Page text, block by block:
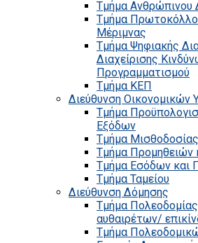
Τμήμα Ανθρώπινου
Τμήμα
Μέριμνας
Τμήμα Ψηφιακής
Διαχείρισης
Προγραμματισμού
Τμήμα ΚΕΠ
Διεύθυνση Οικονομικών
Τμήμα
Εξόδων
Τμήμα Μισθοδοσίας
Τμήμα Προμηθειών
Τμήμα Εσόδων και
Τμήμα Ταμείου
Διεύθυνση Δόμησης
Τμήμα
αυθαιρέτων/
Τμήμα